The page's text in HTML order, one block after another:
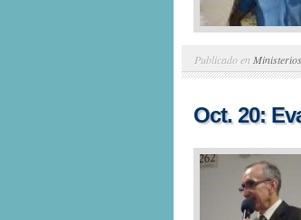
Publicado en Ministerios
Oct. 20: